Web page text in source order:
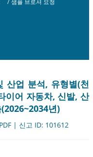
/ 샘플 브로셔 요청
산업 분석, 유형별(천
이어 자동차, 신발, 산
년)
| 신고 ID: 101612